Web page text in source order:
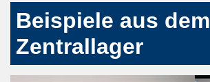
Beispiele aus dem
Zentrallager